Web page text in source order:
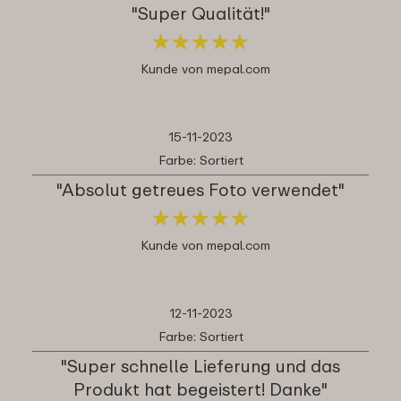
"Super Qualität!"
★★★★★
★★★★★
Kunde von mepal.com
15-11-2023
Farbe: Sortiert
"Absolut getreues Foto verwendet"
★★★★★
★★★★★
Kunde von mepal.com
12-11-2023
Farbe: Sortiert
"Super schnelle Lieferung und das
Produkt hat begeistert! Danke"